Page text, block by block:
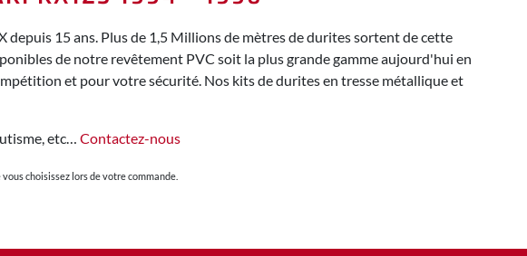
15 ans. Plus de 1,5 Millions de mètres de durites sortent de cette
de notre revêtement PVC soit la plus grande gamme aujourd'hui en
et pour votre sécurité. Nos kits de durites en tresse métallique et
etc… Contactez-nous
choisissez lors de votre commande.